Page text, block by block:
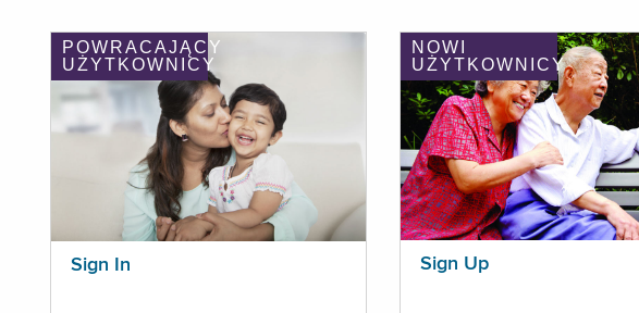
POWRACAJĄCY
UŻYTKOWNICY
Sign In
NOWI
UŻYTKOWNICY
Sign Up